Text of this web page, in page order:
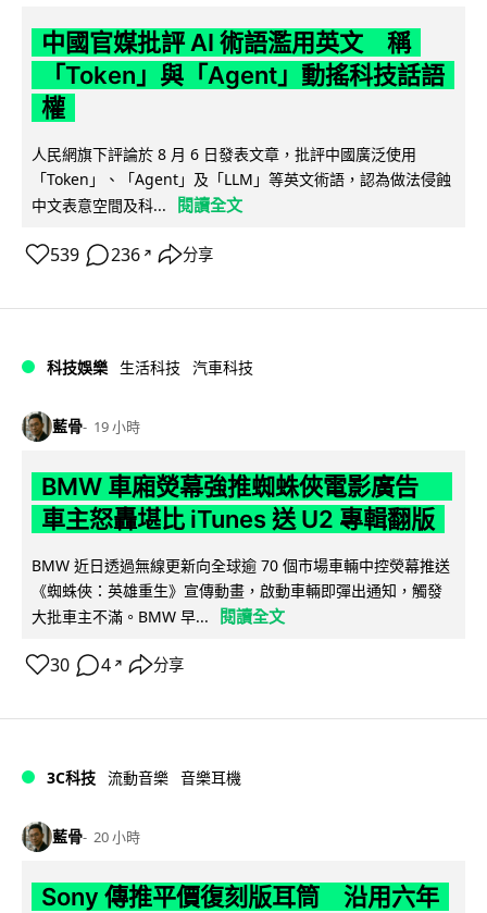
中國官媒批評 AI 術語濫用英文 稱
「Token」與「Agent」動搖科技話語
權
人民網旗下評論於 8 月 6 日發表文章，批評中國廣泛使用
「Token」、「Agent」及「LLM」等英文術語，認為做法侵蝕
中文表意空間及科...
閱讀全文
539 236 ↗ 分享
科技娛樂 生活科技 汽車科技
藍骨 19 小時
BMW 車廂熒幕強推蜘蛛俠電影廣告
車主怒轟堪比 iTunes 送 U2 專輯翻版
BMW 近日透過無線更新向全球逾 70 個市場車輛中控熒幕推送
《蜘蛛俠：英雄重生》宣傳動畫，啟動車輛即彈出通知，觸發
大批車主不滿。BMW 早...
閱讀全文
30 4 ↗ 分享
3C科技 流動音樂 音樂耳機
藍骨 20 小時
Sony 傳推平價復刻版耳筒 沿用六年